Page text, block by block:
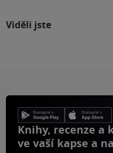
Viděli jste
Knihy, recenze a
ve vaší kapse a